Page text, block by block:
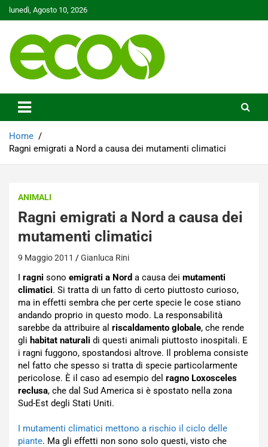
Skip
to
lunedì, Agosto 10, 2026
Ecoo.it
Home
Ragni emigrati a Nord a causa dei mutamenti climatici
ANIMALI
Ragni emigrati a Nord a causa dei
mutamenti climatici
9 Maggio 2011 Gianluca Rini
I ragni sono emigrati a Nord a causa dei mutamenti
climatici. Si tratta di un fatto di certo piuttosto curioso,
ma in effetti sembra che per certe specie le cose stiano
andando proprio in questo modo. La responsabilità
sarebbe da attribuire al riscaldamento globale, che rende
gli habitat naturali di questi animali piuttosto inospitali. E
i ragni fuggono, spostandosi altrove. Il problema consiste
nel fatto che spesso si tratta di specie particolarmente
pericolose. È il caso ad esempio del ragno Loxosceles
reclusa, che dal Sud America si è spostato nella zona
Sud-Est degli Stati Uniti.
I mutamenti climatici mettono a rischio il ciclo delle
piante. Ma gli effetti non sono solo questi, visto che